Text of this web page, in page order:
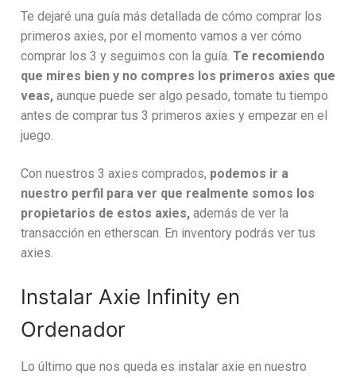
Te dejaré una guía más detallada de cómo comprar los
primeros axies, por el momento vamos a ver cómo
comprar los 3 y seguimos con la guía. Te recomiendo
que mires bien y no compres los primeros axies que
veas, aunque puede ser algo pesado, tomate tu tiempo
antes de comprar tus 3 primeros axies y empezar en el
juego.
Con nuestros 3 axies comprados, podemos ir a
nuestro perfil para ver que realmente somos los
propietarios de estos axies, además de ver la
transacción en etherscan. En inventory podrás ver tus
axies.
Instalar Axie Infinity en
Ordenador
Lo último que nos queda es instalar axie en nuestro